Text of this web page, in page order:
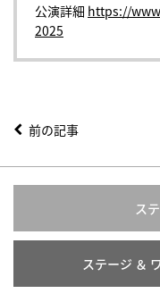
公演詳細 https://
2025
前の記事
ス
ステージ ＆